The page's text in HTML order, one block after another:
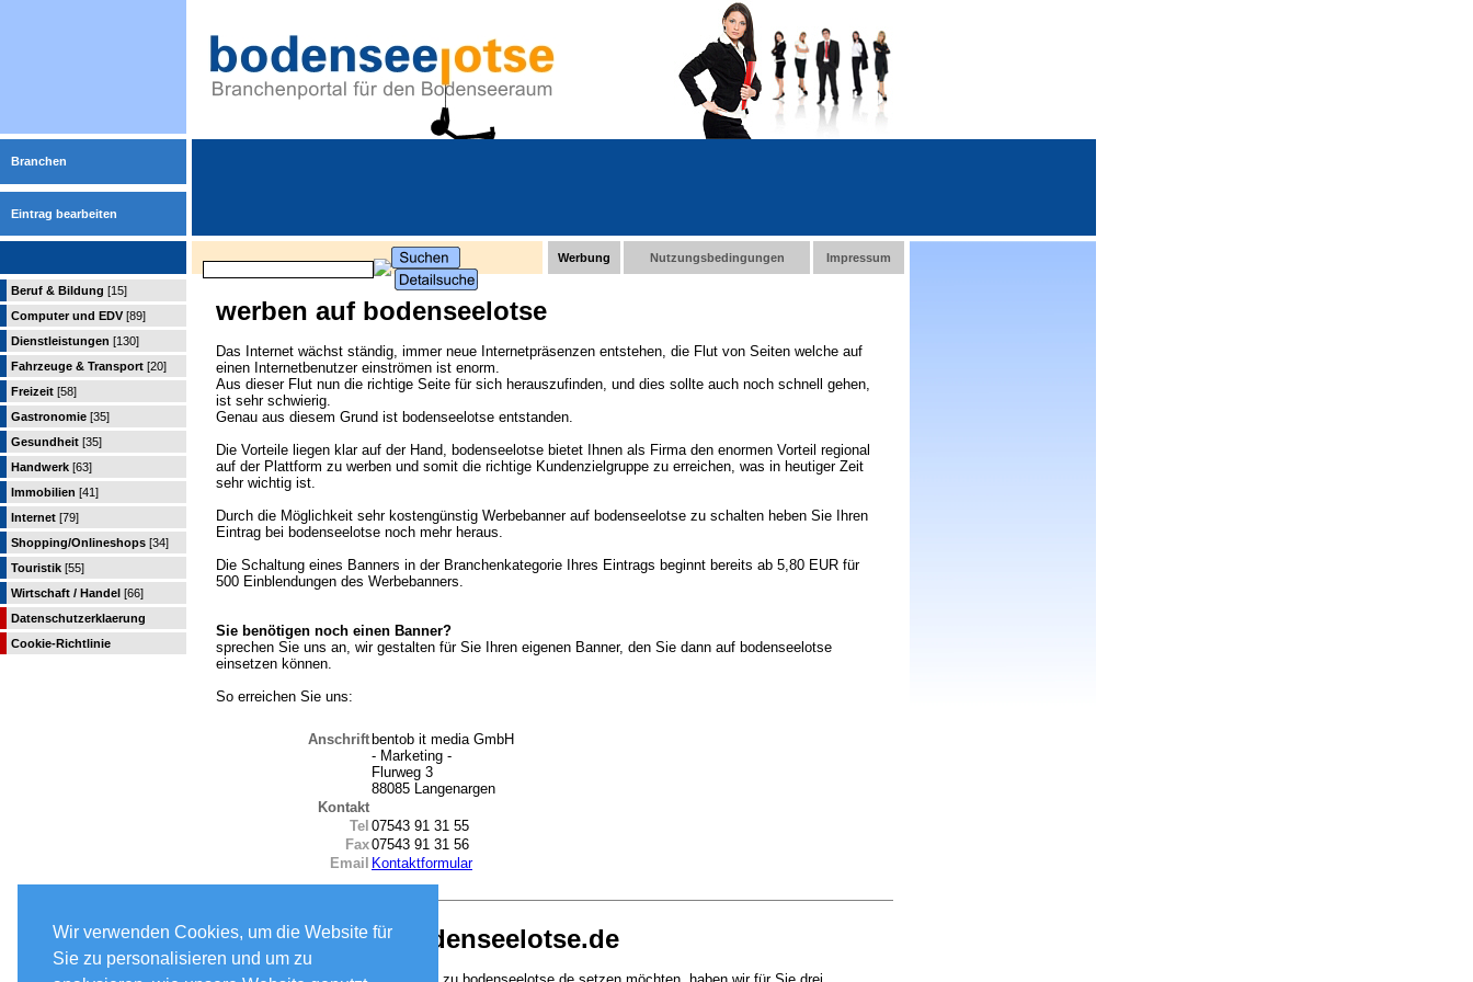
Wir verwenden Cookies, um die Website für
Sie zu personalisieren und um zu
Branchen
Eintrag bearbeiten
Werbung Nutzungsbedingungen Impressum
Beruf & Bildung [15]
Computer und EDV [89]
Dienstleistungen [130]
Fahrzeuge & Transport [20]
Freizeit [58]
Gastronomie [35]
Gesundheit [35]
Handwerk [63]
Immobilien [41]
Internet [79]
Shopping/Onlineshops [34]
Touristik [55]
Wirtschaft / Handel [66]
Datenschutzerklaerung
Cookie-Richtlinie
werben auf bodenseelotse
Das Internet wächst ständig, immer neue Internetpräsenzen entstehen, die Flut von Seiten welche auf
einen Internetbenutzer einströmen ist enorm.
Aus dieser Flut nun die richtige Seite für sich herauszufinden, und dies sollte auch noch schnell gehen,
ist sehr schwierig.
Genau aus diesem Grund ist bodenseelotse entstanden.
Die Vorteile liegen klar auf der Hand, bodenseelotse bietet Ihnen als Firma den enormen Vorteil regional
auf der Plattform zu werben und somit die richtige Kundenzielgruppe zu erreichen, was in heutiger Zeit
sehr wichtig ist.
Durch die Möglichkeit sehr kostengünstig Werbebanner auf bodenseelotse zu schalten heben Sie Ihren
Eintrag bei bodenseelotse noch mehr heraus.
Die Schaltung eines Banners in der Branchenkategorie Ihres Eintrags beginnt bereits ab 5,80 EUR für
500 Einblendungen des Werbebanners.
Sie benötigen noch einen Banner?
sprechen Sie uns an, wir gestalten für Sie Ihren eigenen Banner, den Sie dann auf bodenseelotse
einsetzen können.
So erreichen Sie uns:
Anschrift bentob it media GmbH
- Marketing -
Flurweg 3
88085 Langenargen
Kontakt
Tel 07543 91 31 55
Fax07543 91 31 56
Email Kontaktformular
Verlinkung zu bodenseelotse.de